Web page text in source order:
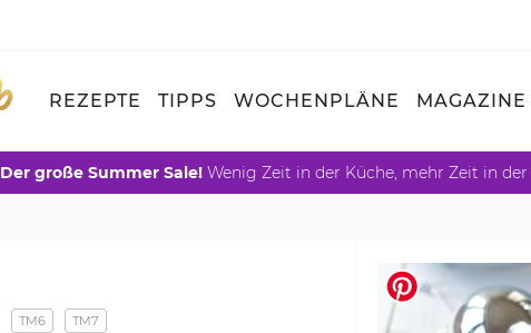
REZEPTE TIPPS WOCHENPLÄNE MAGAZINE
Der große Summer Sale! Wenig Zeit in der Küche, mehr Zeit in der
TM6 TM7